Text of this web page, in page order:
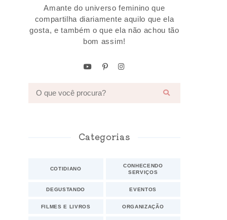
Amante do universo feminino que
compartilha diariamente aquilo que ela
gosta, e também o que ela não achou tão
bom assim!
Categorias
COTIDIANO
CONHECENDO
SERVIÇOS
DEGUSTANDO EVENTOS
FILMES E LIVROS ORGANIZAÇÃO